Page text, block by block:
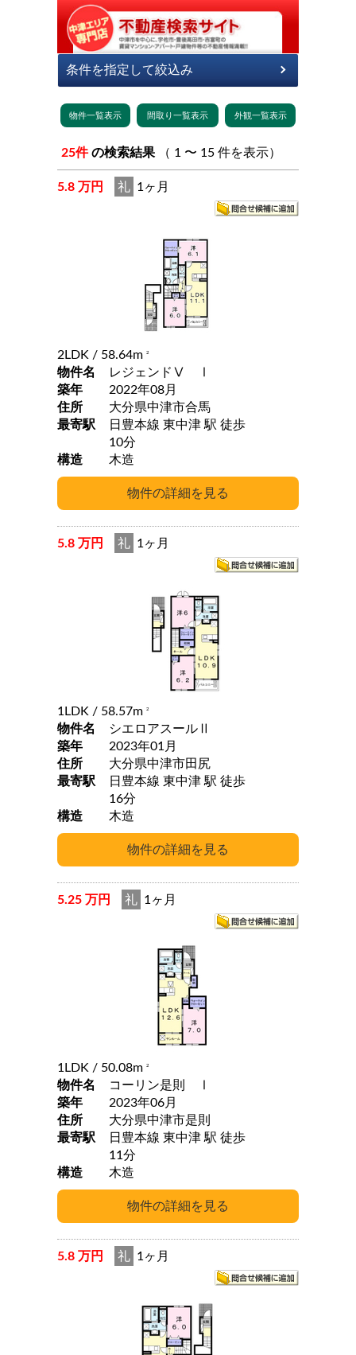
25件 の検索結果 （ 1 〜 15 件を表示）
5.8 万円 礼 1ヶ月
2LDK / 58.64m 2
物件名
レジェンドⅤ Ⅰ
築年
2022年08月
住所
大分県中津市合馬
最寄駅
日豊本線 東中津 駅 徒歩
10分
構造
木造
5.8 万円 礼 1ヶ月
1LDK / 58.57m 2
物件名
シエロアスールⅡ
築年
2023年01月
住所
大分県中津市田尻
最寄駅
日豊本線 東中津 駅 徒歩
16分
構造
木造
5.25 万円 礼 1ヶ月
1LDK / 50.08m 2
物件名
コーリン是則 Ⅰ
築年
2023年06月
住所
大分県中津市是則
最寄駅
日豊本線 東中津 駅 徒歩
11分
構造
木造
5.8 万円 礼 1ヶ月